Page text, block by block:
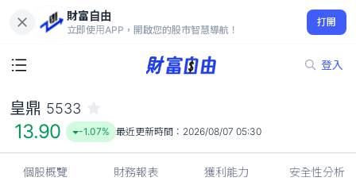
財富自由
立即使用APP，開啟您的股市智慧導航！
打開
登入
13.90
-1.07%
皇鼎 5533
13.90 -1.07% 最近更新時間： 2026/08/07 05:30
個股概覽 財務報表 獲利能力 安全性分析